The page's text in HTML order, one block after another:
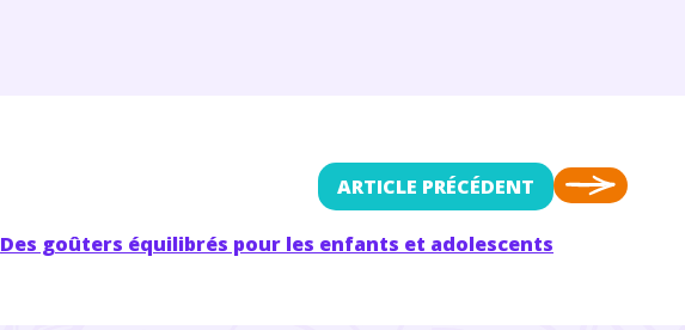
ARTICLE PRÉCÉDENT
Des goûters équilibrés pour les enfants et adolescents